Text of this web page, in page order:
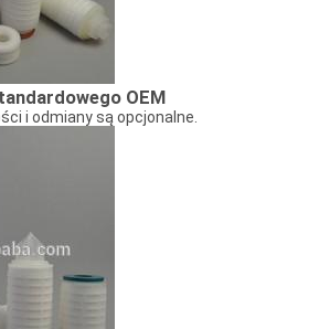
OEM
i odmiany są opcjonalne.